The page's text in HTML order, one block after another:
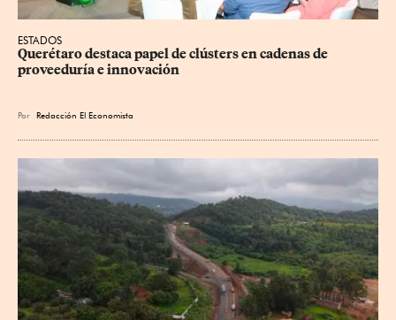
ESTADOS
Querétaro destaca papel de clústers en cadenas de
proveeduría e innovación
Por Redacción El Economista